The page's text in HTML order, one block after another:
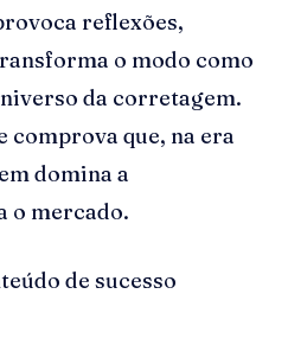
reflexões,
o modo como
da corretagem.
que, na era
domina a
o mercado.
de sucesso